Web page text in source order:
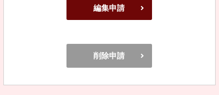
編集申請
削除申請